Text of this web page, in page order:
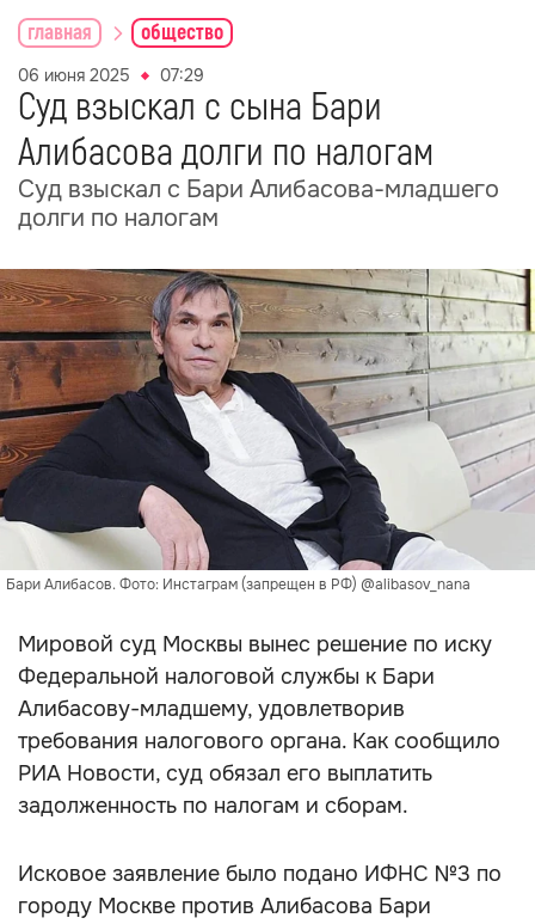
главная общество
06 июня 2025 07:29
Суд взыскал с сына Бари
Алибасова долги по налогам
Суд взыскал с Бари Алибасова-младшего
долги по налогам
Бари Алибасов. Фото: Инстаграм (запрещен в РФ) @alibasov_nana
Мировой суд Москвы вынес решение по иску
Федеральной налоговой службы к Бари
Алибасову-младшему, удовлетворив
требования налогового органа. Как сообщило
РИА Новости, суд обязал его выплатить
задолженность по налогам и сборам.
Исковое заявление было подано ИФНС №3 по
городу Москве против Алибасова Бари